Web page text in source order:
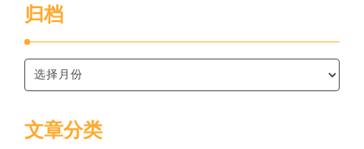
归档
文章分类